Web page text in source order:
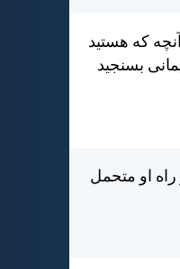
كه هستيد
بسنجيد
راه او متحمل